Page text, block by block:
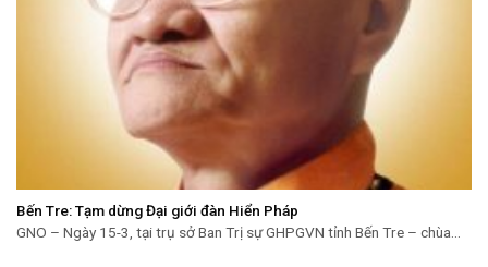
Bến Tre: Tạm dừng Đại giới đàn Hiển Pháp
GNO – Ngày 15-3, tại trụ sở Ban Trị sự GHPGVN tỉnh Bến Tre – chùa...